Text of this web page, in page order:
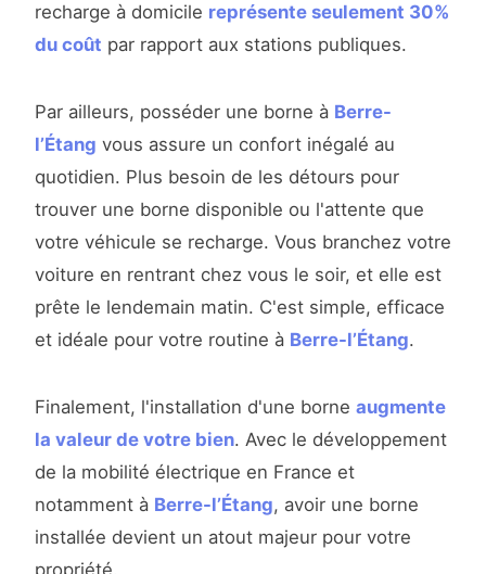
recharge à domicile représente seulement 30%
du coût par rapport aux stations publiques.
Par ailleurs, posséder une borne à Berre-
l’Étang vous assure un confort inégalé au
quotidien. Plus besoin de les détours pour
trouver une borne disponible ou l'attente que
votre véhicule se recharge. Vous branchez votre
voiture en rentrant chez vous le soir, et elle est
prête le lendemain matin. C'est simple, efficace
et idéale pour votre routine à Berre-l’Étang.
Finalement, l'installation d'une borne augmente
la valeur de votre bien. Avec le développement
de la mobilité électrique en France et
notamment à Berre-l’Étang, avoir une borne
installée devient un atout majeur pour votre